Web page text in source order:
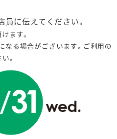
員に伝えてください。
ます。
なる場合がございます。ご利用の
。